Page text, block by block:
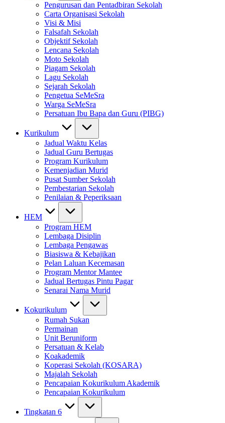
Pengurusan dan Pentadbiran Sekolah
Carta Organisasi Sekolah
Visi & Misi
Falsafah Sekolah
Objektif Sekolah
Lencana Sekolah
Moto Sekolah
Piagam Sekolah
Lagu Sekolah
Sejarah Sekolah
Pengetua SeMeSra
Warga SeMeSra
Persatuan Ibu Bapa dan Guru (PIBG)
Kurikulum
Jadual Waktu Kelas
Jadual Guru Bertugas
Program Kurikulum
Kemenjadian Murid
Pusat Sumber Sekolah
Pembestarian Sekolah
Penilaian & Peperiksaan
HEM
Program HEM
Lembaga Disiplin
Lembaga Pengawas
Biasiswa & Kebajikan
Pelan Laluan Kecemasan
Program Mentor Mantee
Jadual Bertugas Pintu Pagar
Senarai Nama Murid
Kokurikulum
Rumah Sukan
Permainan
Unit Beruniform
Persatuan & Kelab
Koakademik
Koperasi Sekolah (KOSARA)
Majalah Sekolah
Pencapaian Kokurikulum Akademik
Pencapaian Kokurikulum
Tingkatan 6